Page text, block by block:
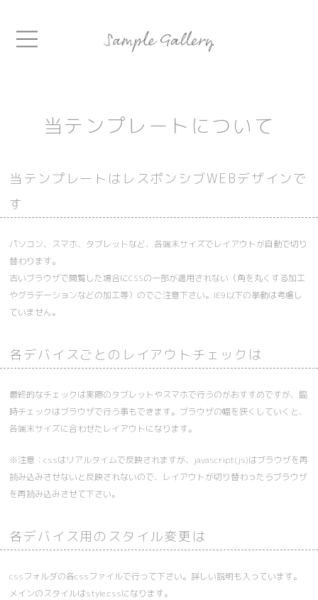
当テンプレートについて
当テンプレートはレスポンシブWEBデザインで
す
パソコン、スマホ、タブレットなど、各端末サイズでレイアウトが自動で切り
替わります。
古いブラウザで閲覧した場合にCSSの一部が適用されない（角を丸くする加工
やグラデーションなどの加工等）のでご注意下さい。IE9以下の挙動は考慮し
ていません。
各デバイスごとのレイアウトチェックは
最終的なチェックは実際のタブレットやスマホで行うのがおすすめですが、臨
時チェックはブラウザで行う事もできます。ブラウザの幅を狭くしていくと、
各端末サイズに合わせたレイアウトになります。
※注意：cssはリアルタイムで反映されますが、javascript(js)はブラウザを再
読み込みさせないと反映されないので、レイアウトが切り替わったらブラウザ
を再読み込みさせて下さい。
各デバイス用のスタイル変更は
cssフォルダの各cssファイルで行って下さい。詳しい説明も入っています。
メインのスタイルはstyle.cssになります。